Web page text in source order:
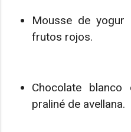
Mousse de yogur
frutos rojos.
Chocolate
praliné de avellana.